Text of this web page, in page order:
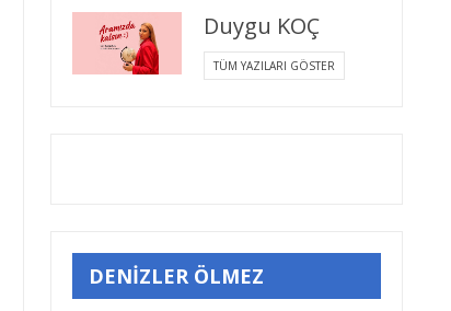
Duygu KOÇ
TÜM YAZILARI GÖSTER
DENİZLER ÖLMEZ